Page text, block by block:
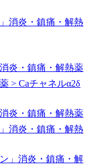
消炎・鎮痛・解熱
消炎・鎮痛・解熱薬
消炎・鎮痛・解熱薬
」 消炎・鎮痛・解
> Caチャネルα2δ
消炎・鎮痛・解熱